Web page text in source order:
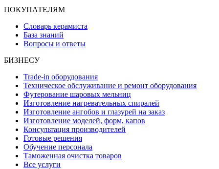
ПОКУПАТЕЛЯМ
Словарь керамиста
База знаний
Вопросы и ответы
БИЗНЕСУ
Trade-in оборудования
Техническое обслуживание и ремонт оборудования
Футерование шаровых мельниц
Изготовление нагревательных спиралей
Изготовление ангобов и глазурей на заказ
Изготовление моделей, форм, капов
Консультация производителей
Готовые решения
Обучение персонала
Таможенная очистка товаров
Все услуги